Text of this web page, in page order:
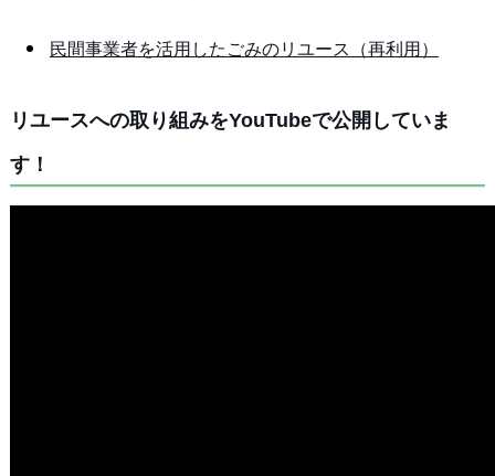
民間事業者を活用したごみのリユース（再利用）
リユースへの取り組みをYouTubeで公開していま
す！